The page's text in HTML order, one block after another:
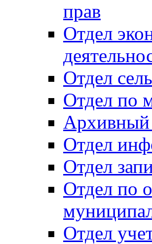
прав
Отдел
Отдел
Отдел по
Архивный
Отдел
Отдел
Отдел по
Отдел